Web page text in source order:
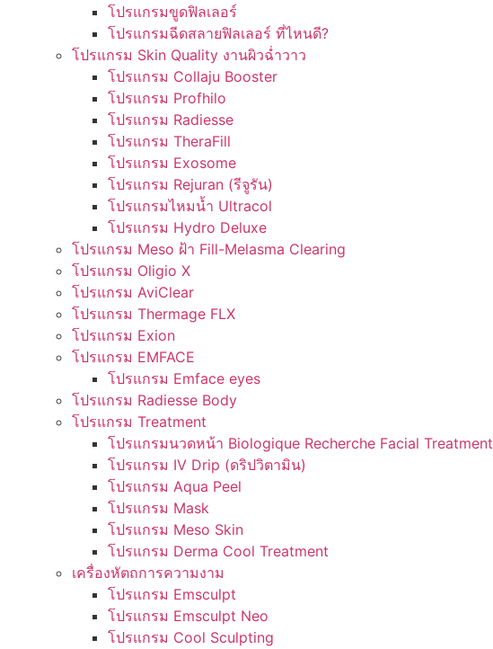
โปรแกรมขูดฟิลเลอร์
โปรแกรมฉีดสลายฟิลเลอร์ ที่ไหนดี?
โปรแกรม Skin Quality งานผิวฉ่ำวาว
โปรแกรม Collaju Booster
โปรแกรม Profhilo
โปรแกรม Radiesse
โปรแกรม TheraFill
โปรแกรม Exosome
โปรแกรม Rejuran (รีจูรัน)
โปรแกรมไหมน้ำ Ultracol
โปรแกรม Hydro Deluxe
โปรแกรม Meso ฝ้า Fill-Melasma Clearing
โปรแกรม Oligio X
โปรแกรม AviClear
โปรแกรม Thermage FLX
โปรแกรม Exion
โปรแกรม EMFACE
โปรแกรม Emface eyes
โปรแกรม Radiesse Body
โปรแกรม Treatment
โปรแกรมนวดหน้า Biologique Recherche Facial Treatment
โปรแกรม IV Drip (ดริปวิตามิน)
โปรแกรม Aqua Peel
โปรแกรม Mask
โปรแกรม Meso Skin
โปรแกรม Derma Cool Treatment
เครื่องหัตถการความงาม
โปรแกรม Emsculpt
โปรแกรม Emsculpt Neo
โปรแกรม Cool Sculpting